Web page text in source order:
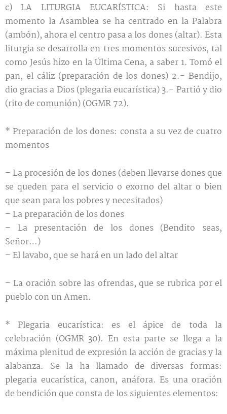
c) LA LITURGIA EUCARÍSTICA:
Si hasta este
momento la Asamblea se ha centrado en la Palabra
(ambón), ahora el centro pasa a los dones (altar). Esta
liturgia se desarrolla en tres momentos sucesivos, tal
como Jesús hizo en la Última Cena, a saber 1. Tomó el
pan, el cáliz (preparación de los dones) 2.- Bendijo,
dio gracias a Dios (plegaria eucarística) 3.- Partió y dio
(rito de comunión) (OGMR 72).
* Preparación de los dones: consta a su vez de cuatro
momentos
– La procesión de los dones (deben llevarse dones que
se queden para el servicio o exorno del altar o bien
que sean para los pobres y necesitados)
– La preparación de los dones
– La presentación de los dones (Bendito seas,
Señor…)
– El lavabo, que se hará en un lado del altar
– La oración sobre las ofrendas, que se rubrica por el
pueblo con un Amen.
* Plegaria eucarística: es el ápice de toda la
celebración (OGMR 30). En esta parte se llega a la
máxima plenitud de expresión la acción de gracias y la
alabanza. Se la ha llamado de diversas formas:
plegaria eucarística, canon, anáfora. Es una oración
de bendición que consta de los siguientes elementos: